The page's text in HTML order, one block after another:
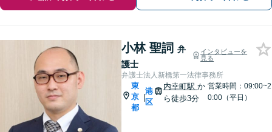
小林 聖詞 弁
護士
インタビューを
見る
弁護士法人新橋第一法律事務所
東
京
都
|
港
区
内幸町駅 か
ら徒歩3分
営業時間：09:00~2
0:00（平日）